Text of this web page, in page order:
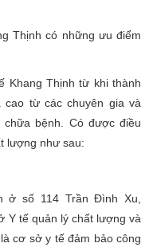
Thịnh có những ưu điểm
Khang Thịnh từ khi thành
từ các chuyên gia và
bệnh. Có được điều
lượng như sau:
ở số 114 Trần Đình Xu,
Y tế quản lý chất lượng và
cơ sở y tế đảm bảo công